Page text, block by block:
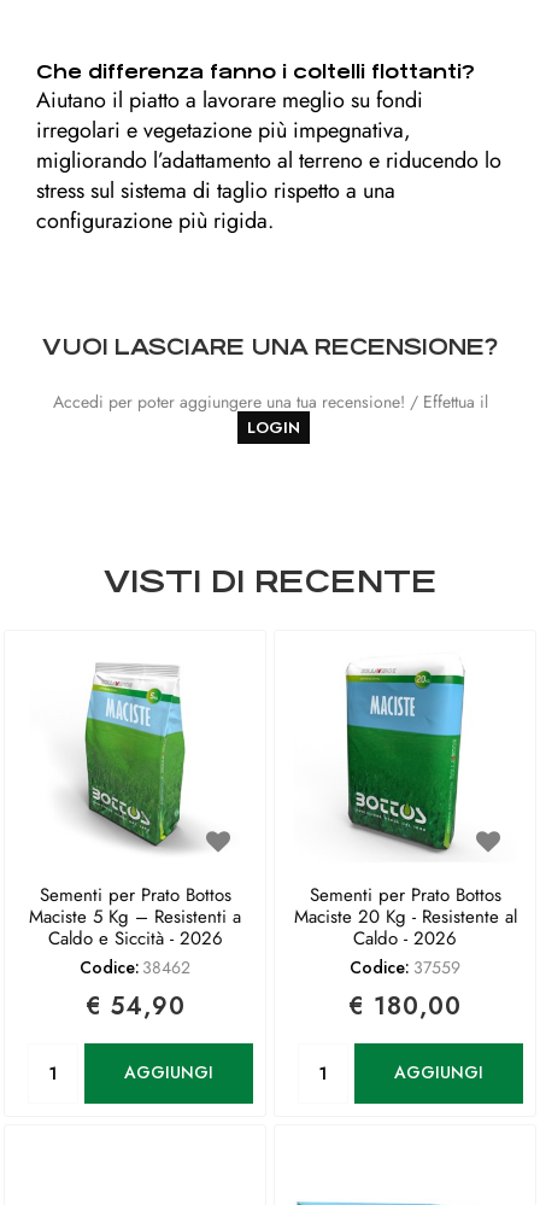
Che differenza fanno i coltelli flottanti?
Aiutano il piatto a lavorare meglio su fondi
irregolari e vegetazione più impegnativa,
migliorando l’adattamento al terreno e riducendo lo
stress sul sistema di taglio rispetto a una
configurazione più rigida.
VUOI LASCIARE UNA RECENSIONE?
Accedi per poter aggiungere una tua recensione! / Effettua il
LOGIN
VISTI DI RECENTE
Sementi per Prato Bottos
Maciste 5 Kg – Resistenti a
Caldo e Siccità - 2026
Codice: 38462
€ 54,90
AGGIUNGI
Sementi per Prato Bottos
Maciste 20 Kg - Resistente al
Caldo - 2026
Codice: 37559
€ 180,00
AGGIUNGI